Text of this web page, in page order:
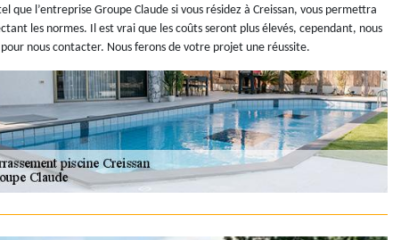
l’entreprise Groupe Claude si vous résidez à Creissan, vous permettra
les normes. Il est vrai que les coûts seront plus élevés, cependant, nous
nous contacter. Nous ferons de votre projet une réussite.